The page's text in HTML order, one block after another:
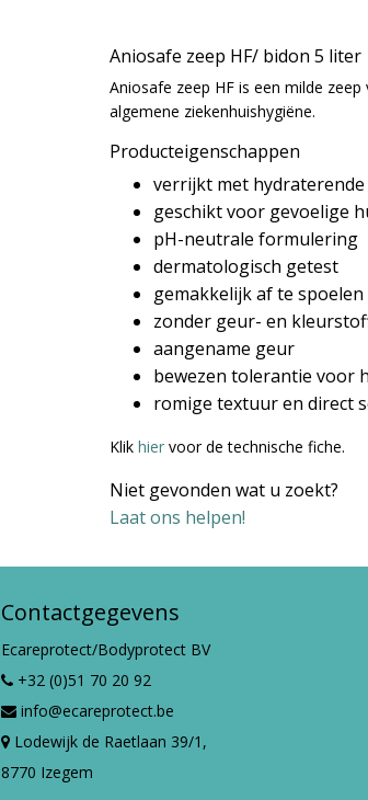
Aniosafe zeep HF/ bidon 5 liter
Aniosafe zeep HF is een milde
algemene ziekenhuishygiëne.
Producteigenschappen
verrijkt met hydraterende
geschikt voor gevoelige
pH-neutrale formulering
dermatologisch getest
gemakkelijk af te spoelen
zonder geur- en
aangename geur
bewezen tolerantie voor
romige textuur en direct
Klik hier voor de technische fiche.
Niet gevonden wat u zoekt?
Laat ons helpen!
Contactgegevens
Ecareprotect/Bodyprotect BV
+32 (0)51 70 20 92
info@ecareprotect.be
Lodewijk de Raetlaan 39/1,
8770 Izegem